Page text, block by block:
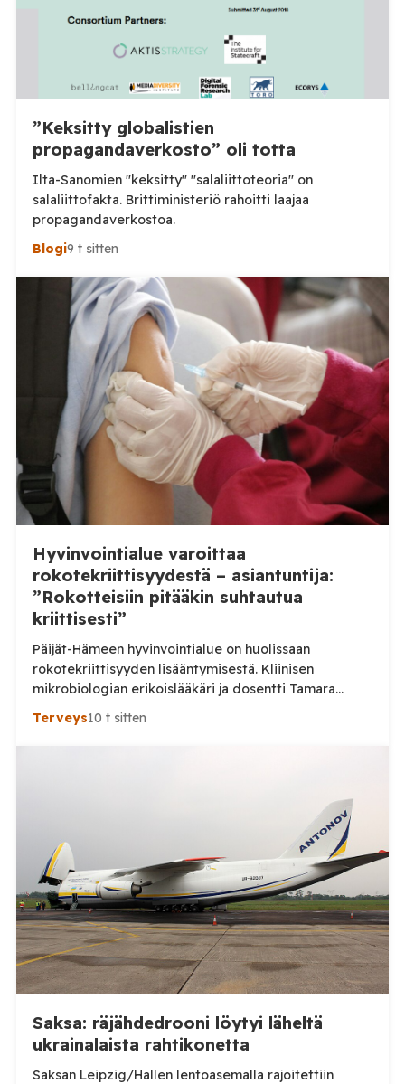
”Keksitty globalistien
propagandaverkosto” oli totta
Ilta-Sanomien "keksitty" "salaliittoteoria" on
salaliittofakta. Brittiministeriö rahoitti laajaa
propagandaverkostoa.
Blogi9 t sitten
Hyvinvointialue varoittaa
rokotekriittisyydestä – asiantuntija:
”Rokotteisiin pitääkin suhtautua
kriittisesti”
Päijät-Hämeen hyvinvointialue on huolissaan
rokotekriittisyyden lisääntymisestä. Kliinisen
mikrobiologian erikoislääkäri ja dosentti Tamara
Tuuminen pitää ihmisten lisääntynyttä kriittisyyttä
myönteisenä kehityksenä. Aluehallituksen jäsen Ville-
kertoi heinäkuussa julkaisemassaan tiedotteessa,
että neuvoloissa ja kouluterveydenhuollossa on
havaittu merkkejä kasvavasta rokotekriittisyydestä.
Hyvinvointialueen mukaan rokotteiden
tarpeellisuudesta keskustellaan erityisesti […]
Terveys10 t sitten
Saksa: räjähdedrooni löytyi läheltä
ukrainalaista rahtikonetta
Saksan Leipzig/Hallen lentoasemalla rajoitettiin